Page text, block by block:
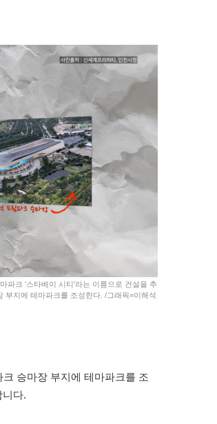
파크 '스타베이 시티'라는 이름으로 건설을 추
부지에 테마파크를 조성한다. /그래픽=이해석
승마장 부지에 테마파크를 조
니다.